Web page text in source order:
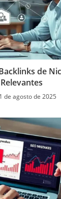
de
Relevantes
de agosto de 2025